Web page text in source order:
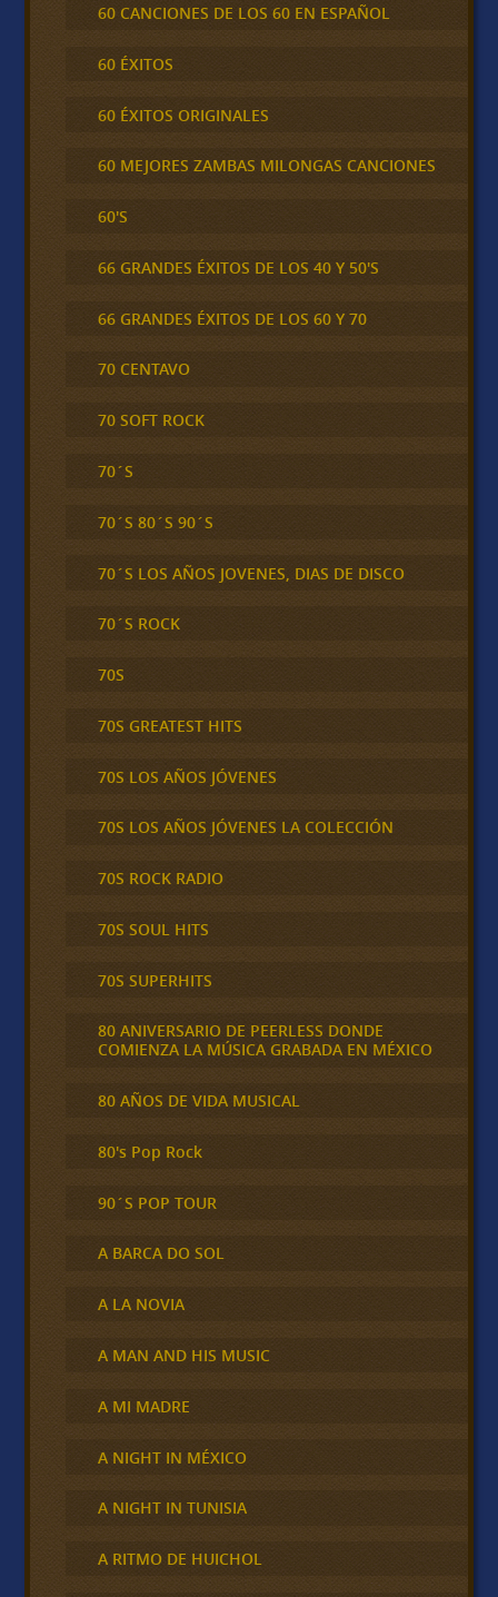
60 CANCIONES DE LOS 60 EN ESPAÑOL
60 ÉXITOS
60 ÉXITOS ORIGINALES
60 MEJORES ZAMBAS MILONGAS CANCIONES
60'S
66 GRANDES ÉXITOS DE LOS 40 Y 50'S
66 GRANDES ÉXITOS DE LOS 60 Y 70
70 CENTAVO
70 SOFT ROCK
70´S
70´S 80´S 90´S
70´S LOS AÑOS JOVENES, DIAS DE DISCO
70´S ROCK
70S
70S GREATEST HITS
70S LOS AÑOS JÓVENES
70S LOS AÑOS JÓVENES LA COLECCIÓN
70S ROCK RADIO
70S SOUL HITS
70S SUPERHITS
80 ANIVERSARIO DE PEERLESS DONDE
COMIENZA LA MÚSICA GRABADA EN MÉXICO
80 AÑOS DE VIDA MUSICAL
80's Pop Rock
90´S POP TOUR
A BARCA DO SOL
A LA NOVIA
A MAN AND HIS MUSIC
A MI MADRE
A NIGHT IN MÉXICO
A NIGHT IN TUNISIA
A RITMO DE HUICHOL